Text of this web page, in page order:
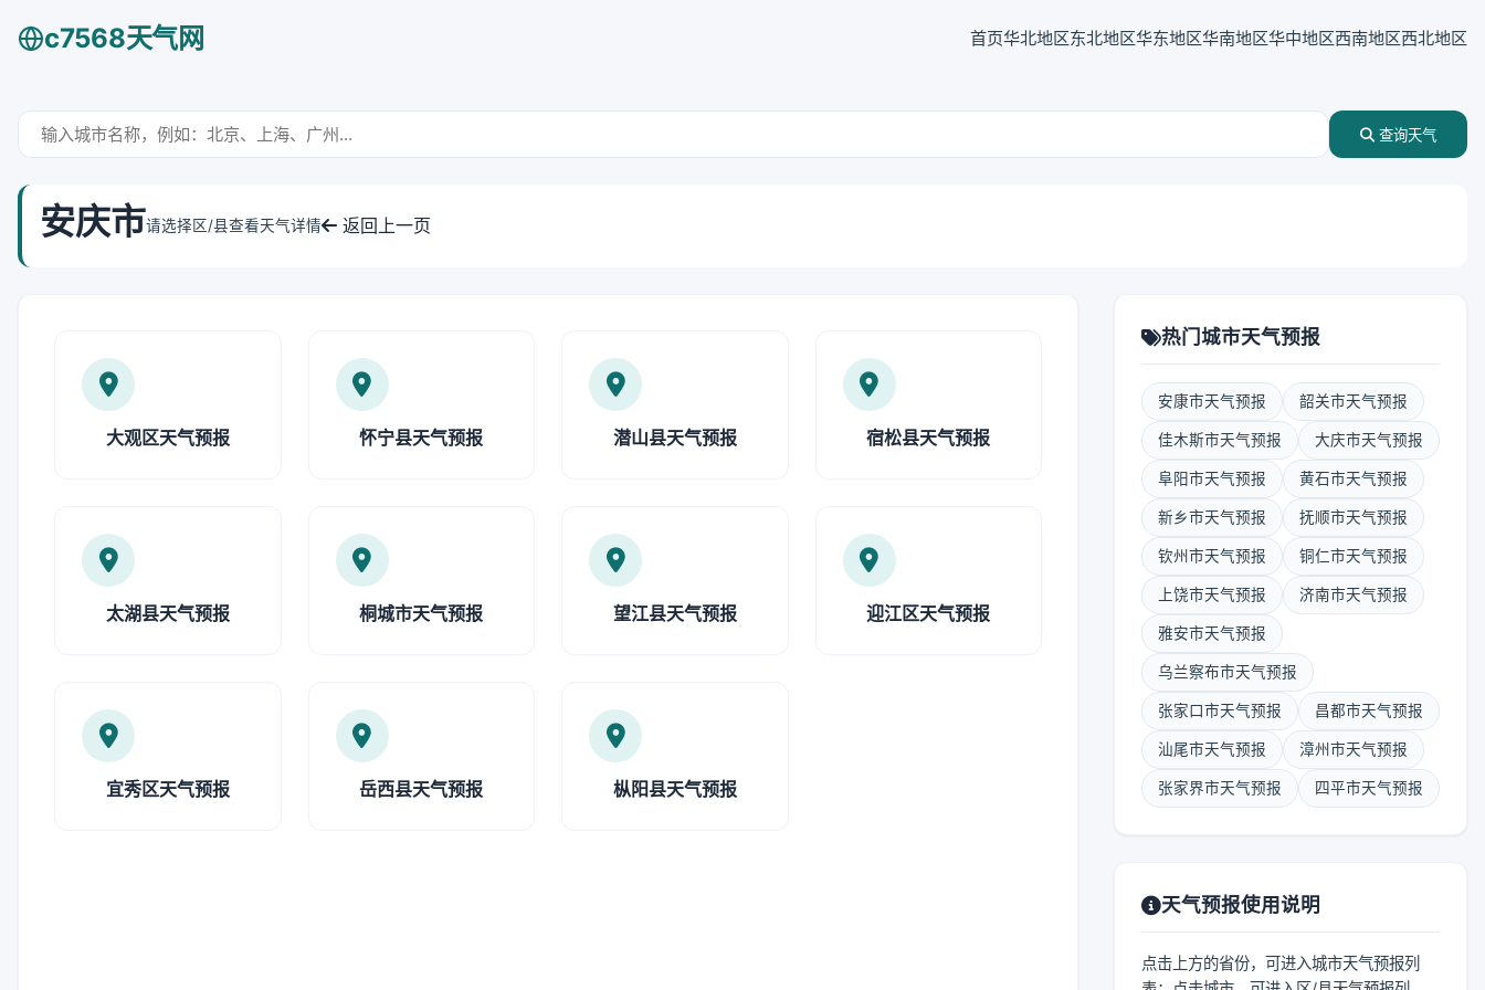
c7568天气网 首页华北地区东北地区华东地区华南地区华中地区西南地区西北地区
查询天气
安庆市请选择区/县查看天气详情 返回上一页
大观区天气预报 怀宁县天气预报 潜山县天气预报 宿松县天气预报
太湖县天气预报 桐城市天气预报 望江县天气预报 迎江区天气预报
宜秀区天气预报 岳西县天气预报 枞阳县天气预报
热门城市天气预报
安康市天气预报 韶关市天气预报
佳木斯市天气预报 大庆市天气预报
阜阳市天气预报 黄石市天气预报
新乡市天气预报 抚顺市天气预报
钦州市天气预报 铜仁市天气预报
上饶市天气预报 济南市天气预报
雅安市天气预报
乌兰察布市天气预报
张家口市天气预报 昌都市天气预报
汕尾市天气预报 漳州市天气预报
张家界市天气预报 四平市天气预报
天气预报使用说明
点击上方的省份，可进入城市天气预报列